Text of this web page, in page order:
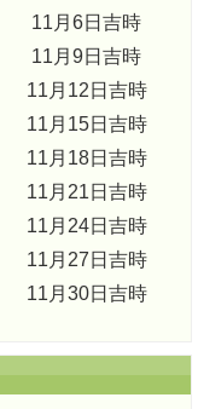
11月6日吉時
11月9日吉時
11月12日吉時
11月15日吉時
11月18日吉時
11月21日吉時
11月24日吉時
11月27日吉時
11月30日吉時